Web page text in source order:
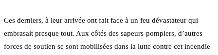
Ces derniers, à leur arrivée ont fait face à un feu dévastateur qui
embrasait presque tout. Aux côtés des sapeurs-pompiers, d’autres
forces de soutien se sont mobilisées dans la lutte contre cet incendie